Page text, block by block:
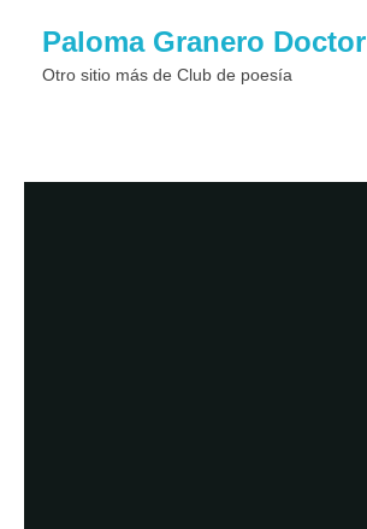
Paloma Granero Doctor
Otro sitio más de Club de poesí­a